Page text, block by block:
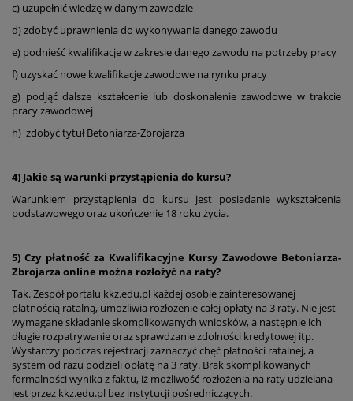
c) uzupełnić wiedzę w danym zawodzie
d) zdobyć uprawnienia do wykonywania danego zawodu
e) podnieść kwalifikacje w zakresie danego zawodu na potrzeby pracy
f) uzyskać nowe kwalifikacje zawodowe na rynku pracy
g) podjąć dalsze kształcenie lub doskonalenie zawodowe w trakcie
pracy zawodowej
h) zdobyć tytuł Betoniarza-Zbrojarza
4) Jakie są warunki przystąpienia do kursu?
Warunkiem przystąpienia do kursu jest posiadanie wykształcenia
podstawowego oraz ukończenie 18 roku życia.
5) Czy płatność za Kwalifikacyjne Kursy Zawodowe Betoniarza-
Zbrojarza online można rozłożyć na raty?
Tak. Zespół portalu kkz.edu.pl każdej osobie zainteresowanej
płatnością ratalną, umożliwia rozłożenie całej opłaty na 3 raty. Nie jest
wymagane składanie skomplikowanych wniosków, a następnie ich
długie rozpatrywanie oraz sprawdzanie zdolności kredytowej itp.
Wystarczy podczas rejestracji zaznaczyć chęć płatności ratalnej, a
system od razu podzieli opłatę na 3 raty. Brak skomplikowanych
formalności wynika z faktu, iż możliwość rozłożenia na raty udzielana
jest przez kkz.edu.pl bez instytucji pośredniczących.